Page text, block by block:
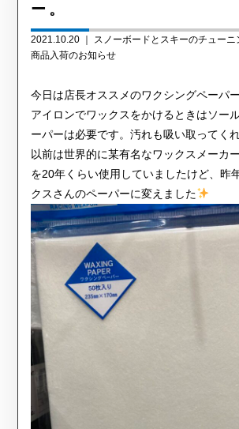
ー。
2021.10.20 ｜ スノーボードとスキーのチューニ
商品入荷のお知らせ
今日は店長オススメのワクシングペーパー
アイロンでワックスをかけるときはソー
ーパーは必要です。汚れも吸い取ってく
以前は世界的に某有名なワックスメーカ
を20年くらい使用していましたけど、昨
クスさんのペーパーに変えました